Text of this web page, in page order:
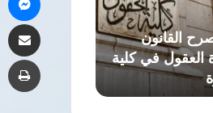
القانون
العقول في كلية
دولة
عبر
العصورالزعيم
دولة عبر